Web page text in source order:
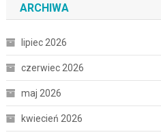
ARCHIWA
lipiec 2026
czerwiec 2026
maj 2026
kwiecień 2026